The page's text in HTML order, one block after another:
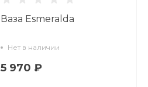
Ваза Esmeralda
Нет в наличии
5 970 ₽